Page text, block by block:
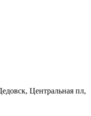
Центральная пл,